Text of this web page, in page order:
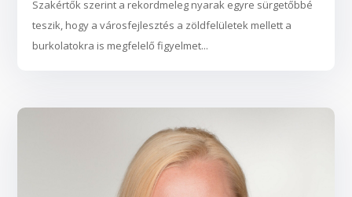
Szakértők szerint a rekordmeleg nyarak egyre sürgetőbbé
teszik, hogy a városfejlesztés a zöldfelületek mellett a
burkolatokra is megfelelő figyelmet...